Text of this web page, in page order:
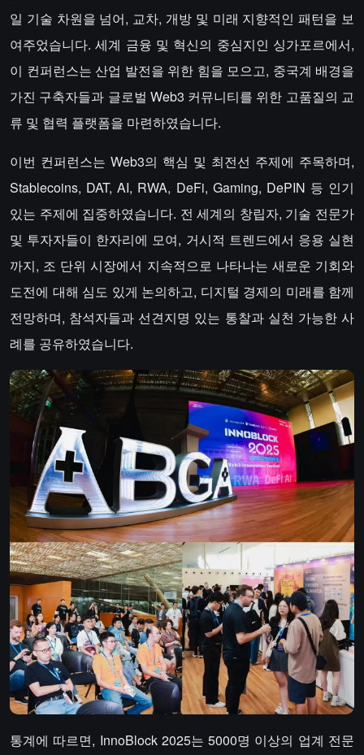
일 기술 차원을 넘어, 교차, 개방 및 미래 지향적인 패턴을 보
여주었습니다. 세계 금융 및 혁신의 중심지인 싱가포르에서,
이 컨퍼런스는 산업 발전을 위한 힘을 모으고, 중국계 배경을
가진 구축자들과 글로벌 Web3 커뮤니티를 위한 고품질의 교
류 및 협력 플랫폼을 마련하였습니다.
이번 컨퍼런스는 Web3의 핵심 및 최전선 주제에 주목하며,
Stablecoins, DAT, AI, RWA, DeFi, Gaming, DePIN 등 인기
있는 주제에 집중하였습니다. 전 세계의 창립자, 기술 전문가
및 투자자들이 한자리에 모여, 거시적 트렌드에서 응용 실현
까지, 조 단위 시장에서 지속적으로 나타나는 새로운 기회와
도전에 대해 심도 있게 논의하고, 디지털 경제의 미래를 함께
전망하며, 참석자들과 선견지명 있는 통찰과 실천 가능한 사
례를 공유하였습니다.
통계에 따르면, InnoBlock 2025는 5000명 이상의 업계 전문